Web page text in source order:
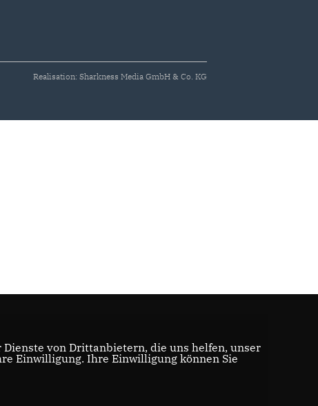
Realisation: Sharkness Media GmbH & Co. KG
von Drittanbietern, die uns helfen, unser
Einwilligung. Ihre Einwilligung können Sie